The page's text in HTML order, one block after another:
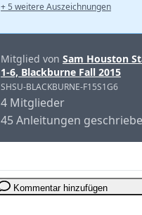
+ 5 weitere Auszeichnungen
Mitglied von Sam Houston
1-6, Blackburne Fall 2015
SHSU-BLACKBURNE-F15S1G6
4 Mitglieder
45 Anleitungen
Kommentar hinzufügen